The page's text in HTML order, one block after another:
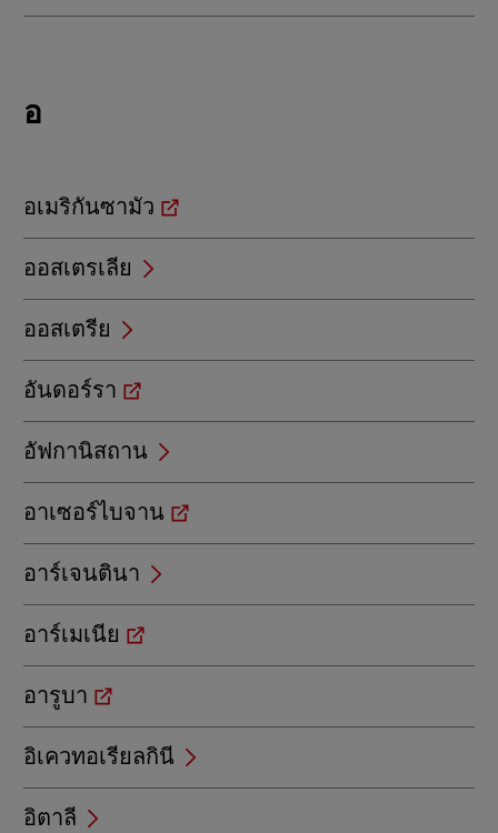
beginning
อ
อเมริกันซามัว
ออสเตรเลีย
ออสเตรีย
อันดอร์รา
อัฟกานิสถาน
อาเซอร์ไบจาน
อาร์เจนตินา
อาร์เมเนีย
อารูบา
อิเควทอเรียลกินี
อิตาลี